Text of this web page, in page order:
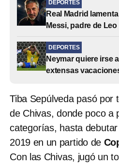
DEPORTES
Real Madrid
Messi, padre de Leo
DEPORTES
Neymar quiere irse
extensas
Tiba Sepúlveda pasó por
de Chivas, donde poco a
categorías, hasta
2019 en un partido de
Con las Chivas, jugó un